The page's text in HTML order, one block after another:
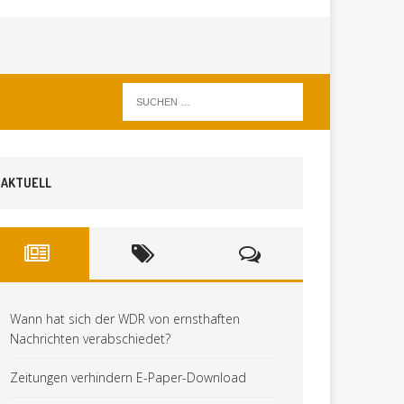
AKTUELL
Wann hat sich der WDR von ernsthaften
Nachrichten verabschiedet?
Zeitungen verhindern E-Paper-Download